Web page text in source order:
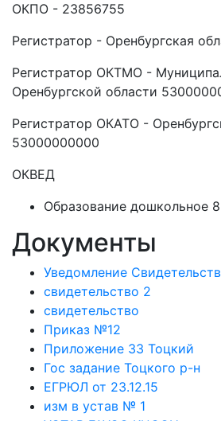
ОКПО - 23856755
Регистратор - Оренбургская
Регистратор ОКТМО -
Оренбургской области
Регистратор ОКАТО -
53000000000
ОКВЕД
Образование дошкольное
Документы
Уведомление
свидетельство 2
свидетельство
Приказ №12
Приложение 33 Тоцкий
Гос задание Тоцкого р-н
ЕГРЮЛ от 23.12.15
изм в устав № 1